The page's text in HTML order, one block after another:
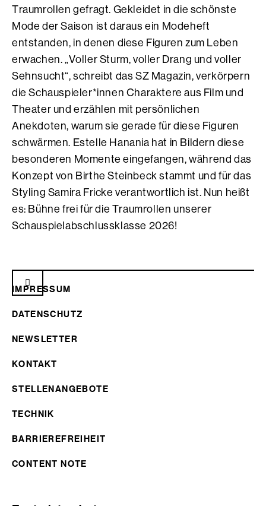
Traumrollen gefragt. Gekleidet in die schönste
Mode der Saison ist daraus ein Modeheft
entstanden, in denen diese Figuren zum Leben
erwachen. „Voller Sturm, voller Drang und voller
Sehnsucht“, schreibt das SZ Magazin, verkörpern
die Schauspieler*innen Charaktere aus Film und
Theater und erzählen mit persönlichen
Anekdoten, warum sie gerade für diese Figuren
schwärmen. Estelle Hanania hat in Bildern diese
besonderen Momente eingefangen, während das
Konzept von Birthe Steinbeck stammt und für das
Styling Samira Fricke verantwortlich ist. Nun heißt
es: Bühne frei für die Traumrollen unserer
Schauspielabschlussklasse 2026!
IMPRESSUM
DATENSCHUTZ
NEWSLETTER
KONTAKT
STELLENANGEBOTE
TECHNIK
BARRIEREFREIHEIT
CONTENT NOTE